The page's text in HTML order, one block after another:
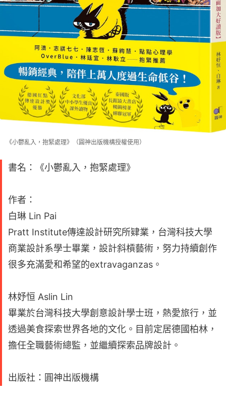
《小鬱亂入，抱緊處理》（圓神出版機構授權使用）
書名：《小鬱亂入，抱緊處理》
作者：
白琳 Lin Pai
Pratt Institute傳達設計研究所肄業，台灣科技大學
商業設計系學士畢業，設計斜槓藝術，努力持續創作
很多充滿愛和希望的extravaganzas。
林妤恒 Aslin Lin
畢業於台灣科技大學創意設計學士班，熱愛旅行，並
透過美食探索世界各地的文化。目前定居德國柏林，
擔任全職藝術總監，並繼續探索品牌設計。
出版社：圓神出版機構